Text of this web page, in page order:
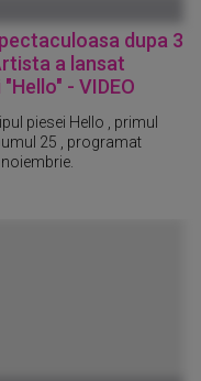
dupa 3
a lansat
- VIDEO
piesei Hello , primul
25 , programat